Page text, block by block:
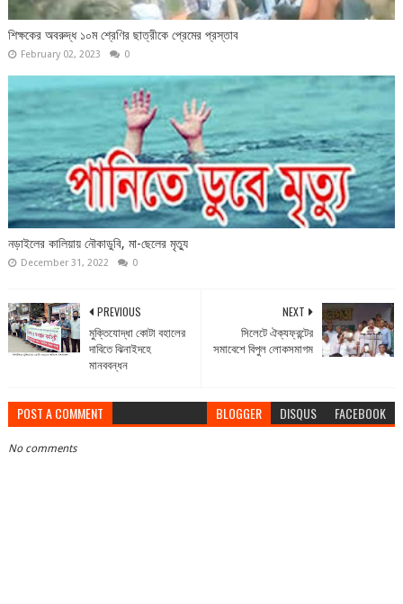
শিক্ষকের অবরুদ্ধ ১০ম শ্রেণির ছাত্রীকে প্রেমের প্রস্তাব
February 02, 2023 0
নড়াইলের কালিয়ায় নৌকাডুবি, মা-ছেলের মৃত্যু
December 31, 2022 0
NEXT
সিলেটে ঐক্যফ্রন্টের
সমাবেশে বিপুল লোকসমাগম
PREVIOUS
মুক্তিযোদ্ধা কোটা বহালের
দাবিতে ঝিনাইদহে
মানববন্ধন
POST A COMMENT BLOGGER DISQUS FACEBOOK
No comments